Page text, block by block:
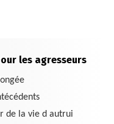
les agresseurs
de la vie d autrui